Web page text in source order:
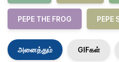
PEPE THE FROG PEPE
அனைத்தும் GIFகள்